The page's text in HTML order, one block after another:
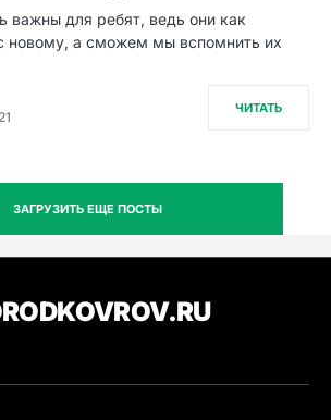
важны для ребят, ведь они как
новому, а сможем мы вспомнить их
ЧИТАТЬ
ЗАГРУЗИТЬ ЕЩЕ ПОСТЫ